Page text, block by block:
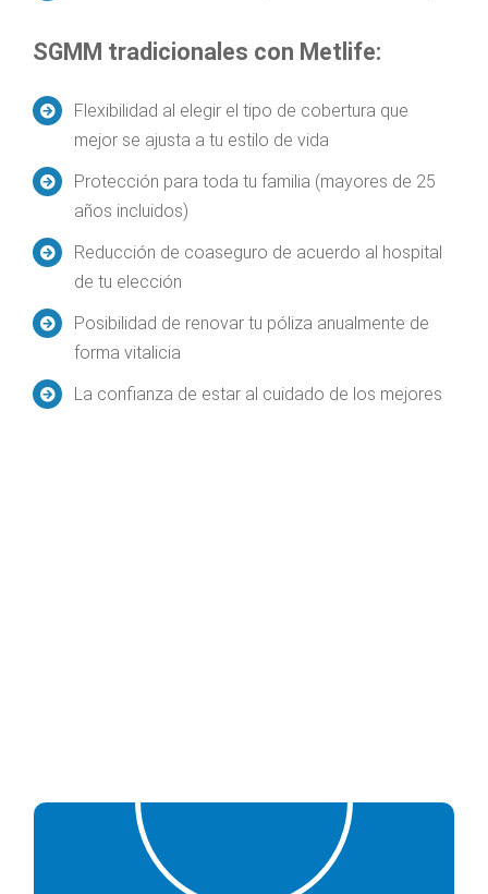
SGMM tradicionales con Metlife:
Flexibilidad al elegir el tipo de cobertura que
mejor se ajusta a tu estilo de vida
Protección para toda tu familia (mayores de 25
años incluidos)
Reducción de coaseguro de acuerdo al hospital
de tu elección
Posibilidad de renovar tu póliza anualmente de
forma vitalicia
La confianza de estar al cuidado de los mejores